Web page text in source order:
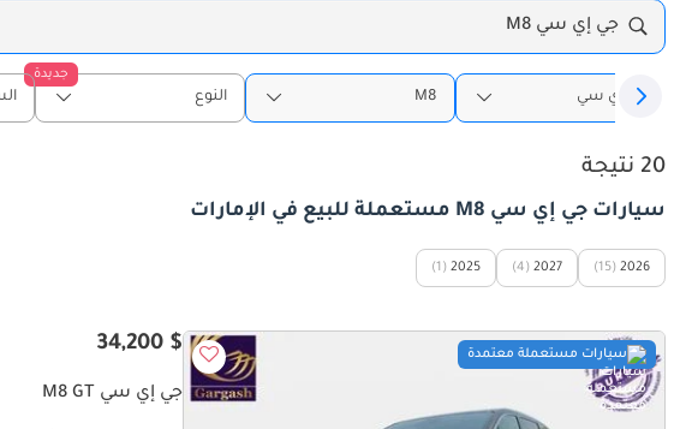
جي إي سي M8
جي إي سي M8
جديدة
النوع
20 نتيجة
سيارات جي إي سي M8 مستعملة للبيع في الإمارات
2026
(15)
2027
(4)
2025
(1)
سيارات مستعملة معتمدة $ 34,200
جي إي سي M8 GT